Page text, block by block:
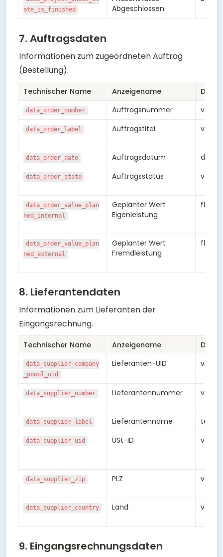
ate_is_finished
Abgeschlossen
7. Auftragsdaten
Informationen zum zugeordneten Auftrag
(Bestellung).
Technischer Name Anzeigename
data_order_number Auftragsnummer
data_order_label Auftragstitel
data_order_date Auftragsdatum date
data_order_state Auftragsstatus
data_order_value_plan
ned_internal
Geplanter Wert
Eigenleistung
float8
data_order_value_plan
ned_external
Geplanter Wert
Fremdleistung
float8
8. Lieferantendaten
Informationen zum Lieferanten der
Eingangsrechnung.
Technischer Name Anzeigename
data_supplier_company
_poool_uid
Lieferanten-UID
data_supplier_number Lieferantennummer
data_supplier_label Lieferantenname text
data_supplier_uid USt-ID
data_supplier_zip PLZ
data_supplier_country Land
9. Eingangsrechnungsdaten